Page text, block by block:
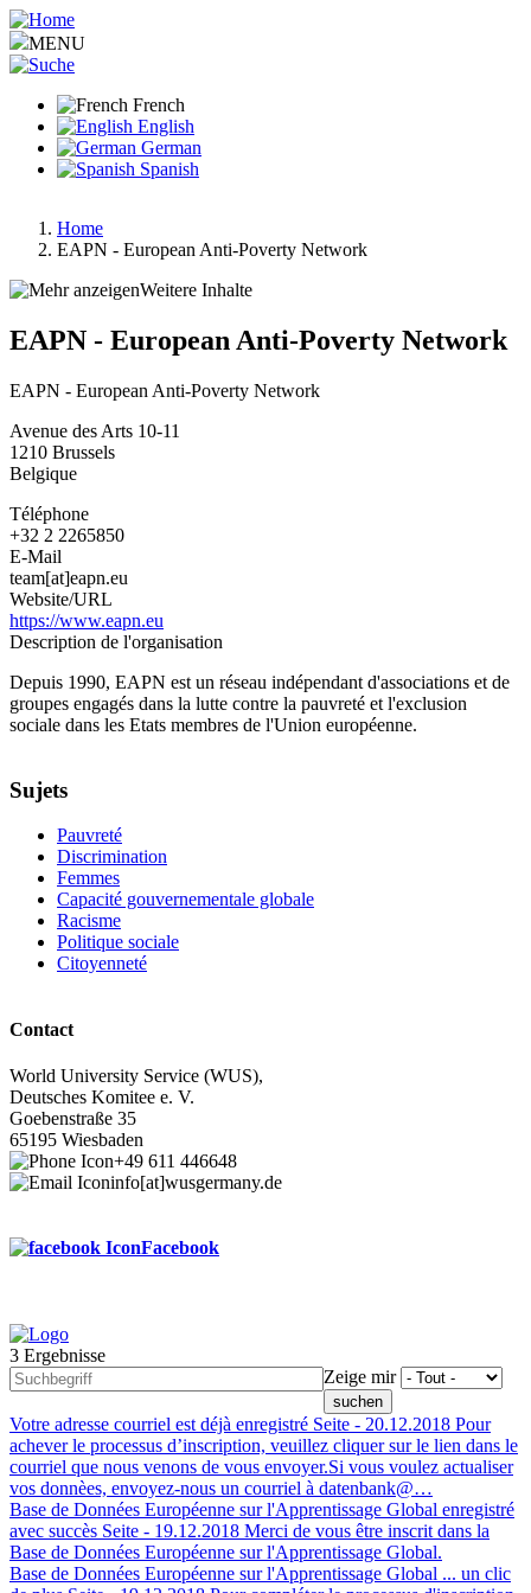
Aller
au
contenu
MENU
French
English
German
Spanish
Fil
d'Ariane
Home
EAPN - European Anti-Poverty Network
Weitere Inhalte
EAPN - European Anti-Poverty Network
EAPN - European Anti-Poverty Network
Avenue des Arts 10-11
1210 Brussels
Belgique
Téléphone
+32 2 2265850
E-Mail
team[at]eapn.eu
Website/URL
https://www.eapn.eu
Description de l'organisation
Depuis 1990, EAPN est un réseau indépendant d'associations et de
groupes engagés dans la lutte contre la pauvreté et l'exclusion
sociale dans les Etats membres de l'Union européenne.
Sujets
Pauvreté
Discrimination
Femmes
Capacité gouvernementale globale
Racisme
Politique sociale
Citoyenneté
Contact
World University Service (WUS),
Deutsches Komitee e. V.
Goebenstraße 35
65195 Wiesbaden
+49 611 446648
info[at]wusgermany.de
Facebook
Footer
menu
3 Ergebnisse
Zeige mir
Votre adresse courriel est déjà enregistré Seite - 20.12.2018 Pour
achever le processus d’inscription, veuillez cliquer sur le lien dans le
courriel que nous venons de vous envoyer.Si vous voulez actualiser
vos donnèes, envoyez-nous un courriel à datenbank@…
Base de Données Européenne sur l'Apprentissage Global enregistré
avec succès Seite - 19.12.2018 Merci de vous être inscrit dans la
Base de Données Européenne sur l'Apprentissage Global.
Base de Données Européenne sur l'Apprentissage Global ... un clic